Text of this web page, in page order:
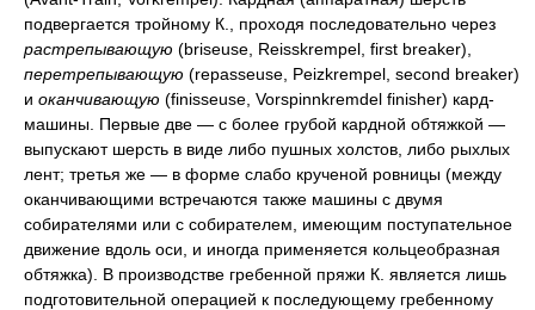
подвергается тройному К., проходя последовательно через
растрепывающую (briseuse, Reisskrempel, first breaker),
перетрепывающую (repasseuse, Peizkrempel, second breaker)
и оканчивающую (finisseuse, Vorspinnkremdel finisher) кард-
машины. Первые две — с более грубой кардной обтяжкой —
выпускают шерсть в виде либо пушных холстов, либо рыхлых
лент; третья же — в форме слабо крученой ровницы (между
оканчивающими встречаются также машины с двумя
собирателями или с собирателем, имеющим поступательное
движение вдоль оси, и иногда применяется кольцеобразная
обтяжка). В производстве гребенной пряжи К. является лишь
подготовительной операцией к последующему гребенному